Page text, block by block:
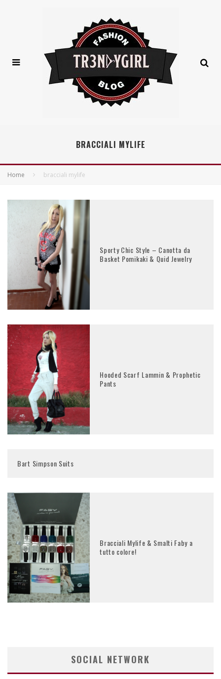
BRACCIALI MYLIFE
Home bracciali mylife
Sporty Chic Style – Canotta da
Basket Pomikaki & Quid Jewelry
Hooded Scarf Lammin & Prophetic
Pants
Bart Simpson Suits
Bracciali Mylife & Smalti Faby a
tutto colore!
SOCIAL NETWORK